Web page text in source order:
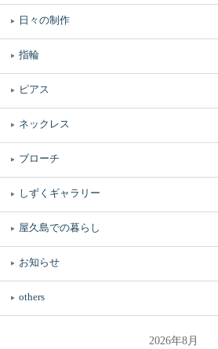
日々の制作
指輪
ピアス
ネックレス
ブローチ
しずくギャラリー
屋久島での暮らし
お知らせ
others
2026年8月